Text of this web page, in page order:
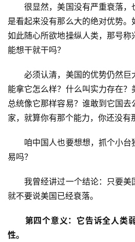
很显然，美国没有严重衰落，
是看起来没有那么大的绝对优势
如此随心所欲地操纵人类，那号称
能想干就干吗？
必须认清，美国的优势仍然巨
能拿它怎么样？什么叫实力存在
总统像它那样容易？谁敢到它国去
家，就算你有那个能力，你还没有
咱中国人也要想想，抓个小台
易吗？
我曾经讲过一个结论：只要美
就不要说美国已经衰落。
第四个意义：它告诉全人类
性。